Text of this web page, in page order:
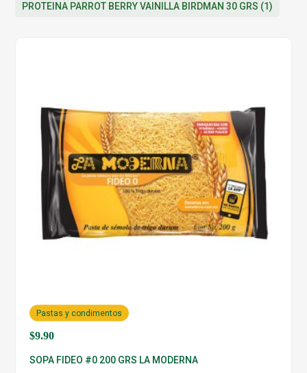
PROTEINA PARROT BERRY VAINILLA BIRDMAN 30 GRS (1)
$9.90
Pastas y condimentos
SOPA FIDEO #0 200 GRS LA MODERNA